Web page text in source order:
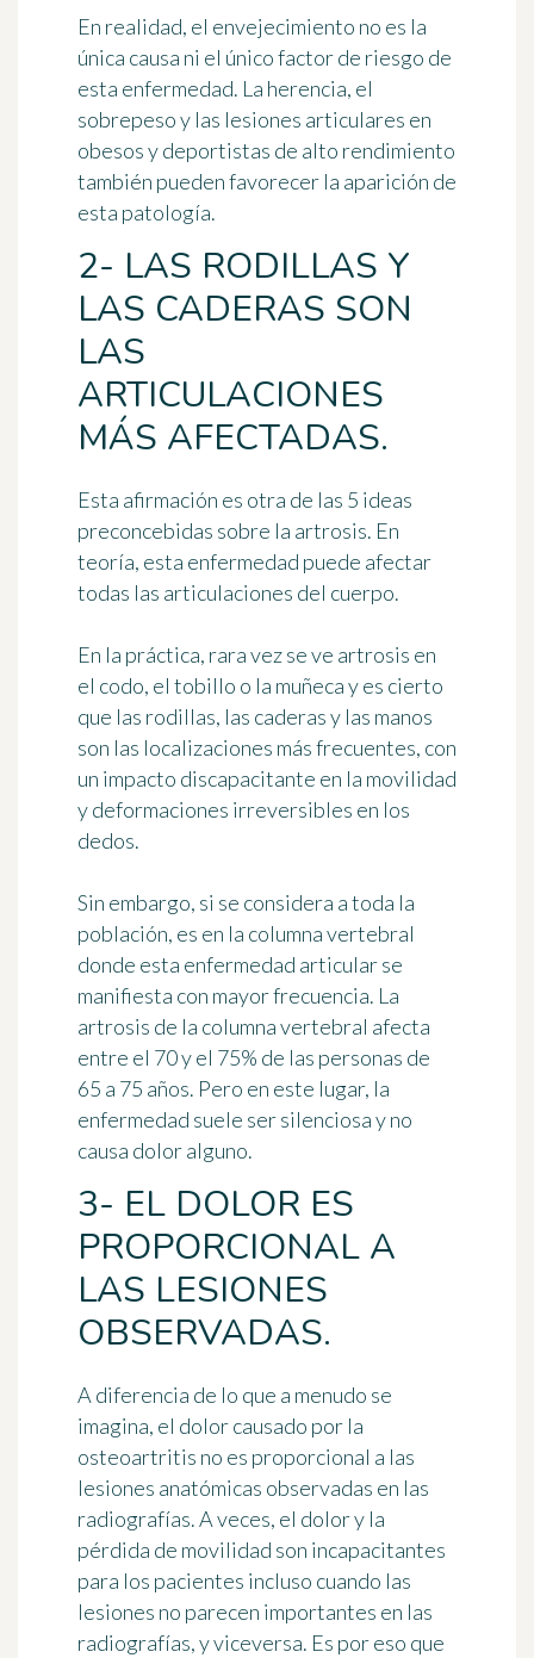
En realidad, el envejecimiento no es la
única causa ni el único factor de riesgo de
esta enfermedad. La herencia, el
sobrepeso y las lesiones articulares en
obesos y deportistas de alto rendimiento
también pueden favorecer la aparición de
esta patología.
2- LAS RODILLAS Y
LAS CADERAS SON
LAS
ARTICULACIONES
MÁS AFECTADAS.
Esta afirmación es otra de las 5 ideas
preconcebidas sobre la artrosis. En
teoría, esta enfermedad puede afectar
todas las articulaciones del cuerpo.
En la práctica, rara vez se ve artrosis en
el codo, el tobillo o la muñeca y es cierto
que las rodillas, las caderas y las manos
son las localizaciones más frecuentes, con
un impacto discapacitante en la movilidad
y deformaciones irreversibles en los
dedos.
Sin embargo, si se considera a toda la
población, es en la columna vertebral
donde esta enfermedad articular se
manifiesta con mayor frecuencia. La
artrosis de la columna vertebral afecta
entre el 70 y el 75% de las personas de
65 a 75 años. Pero en este lugar, la
enfermedad suele ser silenciosa y no
causa dolor alguno.
3- EL DOLOR ES
PROPORCIONAL A
LAS LESIONES
OBSERVADAS.
A diferencia de lo que a menudo se
imagina, el dolor causado por la
osteoartritis no es proporcional a las
lesiones anatómicas observadas en las
radiografías. A veces, el dolor y la
pérdida de movilidad son incapacitantes
para los pacientes incluso cuando las
lesiones no parecen importantes en las
radiografías, y viceversa. Es por eso que